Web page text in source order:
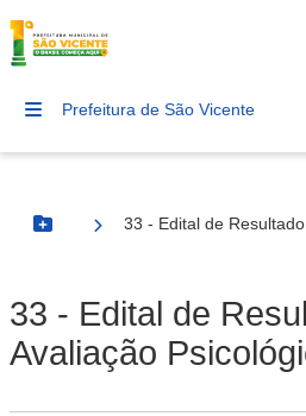
Prefeitura de São Vicente
Botão Menu
33 - Edital de
33 - Edital de
Avaliação